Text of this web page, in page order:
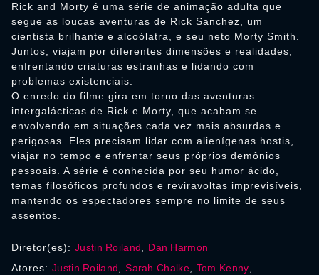
Rick and Morty é uma série de animação adulta que
segue as loucas aventuras de Rick Sanchez, um
cientista brilhante e alcoólatra, e seu neto Morty Smith.
Juntos, viajam por diferentes dimensões e realidades,
enfrentando criaturas estranhas e lidando com
problemas existenciais.
O enredo do filme gira em torno das aventuras
intergalácticas de Rick e Morty, que acabam se
envolvendo em situações cada vez mais absurdas e
perigosas. Eles precisam lidar com alienígenas hostis,
viajar no tempo e enfrentar seus próprios demônios
pessoais. A série é conhecida por seu humor ácido,
temas filosóficos profundos e reviravoltas imprevisíveis,
mantendo os espectadores sempre no limite de seus
assentos.
Diretor(es): Justin Roiland
Dan Harmon
Atores: Justin Roiland ,Sarah Chalke, Tom Kenny